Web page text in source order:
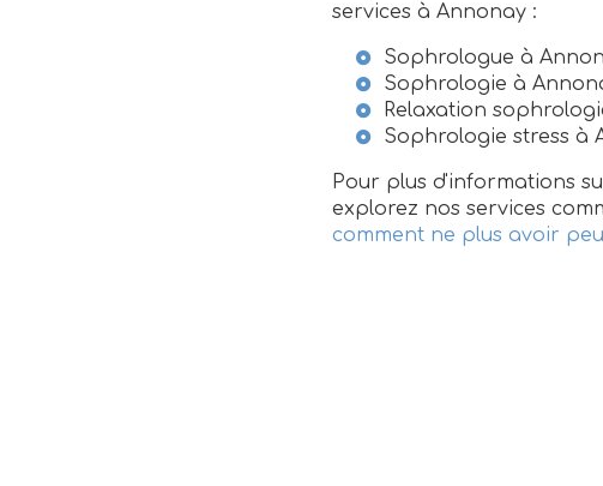
services à Annonay :
Sophrologue à
Sophrologie à
Relaxation
Sophrologie stress à
Pour plus d'informations
explorez nos services
comment ne plus avoir